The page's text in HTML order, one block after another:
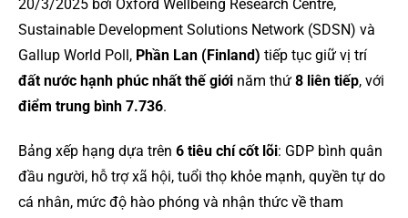
20/3/2025 bởi Oxford Wellbeing Research Centre,
Sustainable Development Solutions Network (SDSN) và
Gallup World Poll, Phần Lan (Finland) tiếp tục giữ vị trí
đất nước hạnh phúc nhất thế giới năm thứ 8 liên tiếp, với
điểm trung bình 7.736.
Bảng xếp hạng dựa trên 6 tiêu chí cốt lõi: GDP bình quân
đầu người, hỗ trợ xã hội, tuổi thọ khỏe mạnh, quyền tự do
cá nhân, mức độ hào phóng và nhận thức về tham